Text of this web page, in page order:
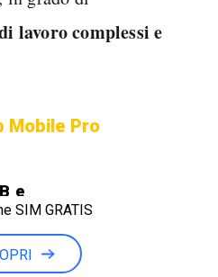
lavoro complessi e
Mobile Pro
e
SIM GRATIS